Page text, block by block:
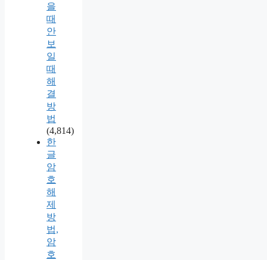
을
때
안
보
일
때
해
결
방
법
(4,814)
한
글
암
호
해
제
방
법,
암
호